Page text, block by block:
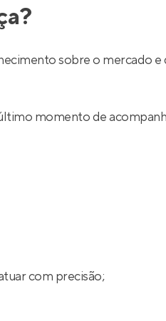
sobre o mercado e
momento de
com precisão;